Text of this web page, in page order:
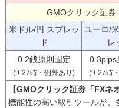
GMOクリック証券
米ドル/円 スプレッ
ド
ユーロ/
レ
0.2銭原則固定
(9-27時・例外あり)
0.3pips
(9-27時
【GMOクリック証券「FXネ
機能性の高い取引ツールが、